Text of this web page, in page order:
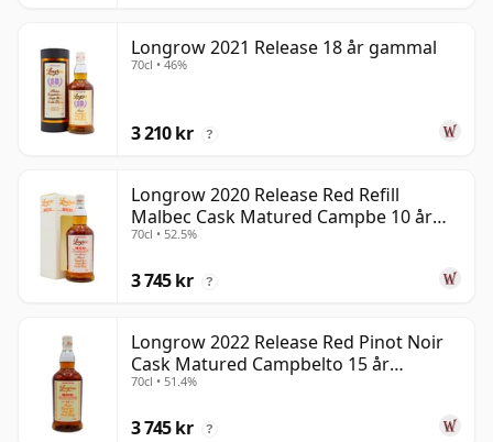
Longrow 2021 Release 18 år gammal
70cl • 46%
3 210 kr ?
Longrow 2020 Release Red Refill
Malbec Cask Matured Campbe 10 år
gammal
70cl • 52.5%
3 745 kr ?
Longrow 2022 Release Red Pinot Noir
Cask Matured Campbelto 15 år
gammal
70cl • 51.4%
3 745 kr ?